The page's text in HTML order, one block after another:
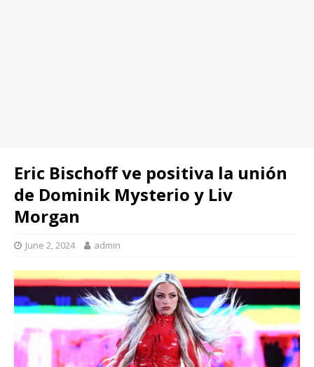
Eric Bischoff ve positiva la unión
de Dominik Mysterio y Liv
Morgan
June 2, 2024 admin